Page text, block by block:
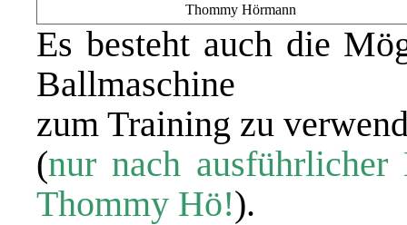
Thommy Hörmann
Es besteht auch die
Ballmaschine
zum Training zu
(nur nach
Thommy Hö!).